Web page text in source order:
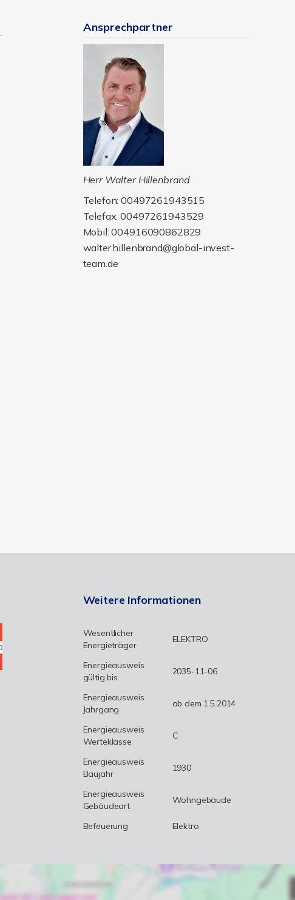
Ansprechpartner
Herr Walter Hillenbrand
Telefon: 00497261943515
Telefax: 00497261943529
Mobil: 004916090862829
walter.hillenbrand@global-invest-
team.de
Weitere Informationen
Wesentlicher
Energieträger
ELEKTRO
Energieausweis
gültig bis
2035-11-06
Energieausweis
Jahrgang
ab dem 1.5.2014
Energieausweis
Werteklasse
C
Energieausweis
Baujahr
1930
Energieausweis
Gebäudeart
Wohngebäude
Befeuerung Elektro